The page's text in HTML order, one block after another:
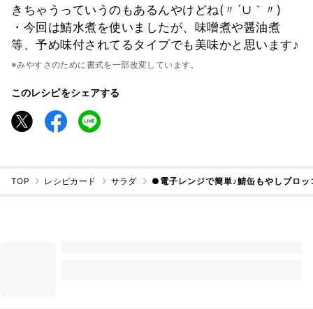
きちゃうっていうのもあるんやけどね(〃´∪｀〃)ゞ
・今回は鯖水煮を使いましたが、味噌煮や醤油煮
等、予め味付されてるタイプでも美味かと思います♪
※みやすさのために書式を一部改変しています。
このレシピをシェアする
TOP レシピカード サラダ ●電子レンジで簡単♪鯖缶もやしブロ